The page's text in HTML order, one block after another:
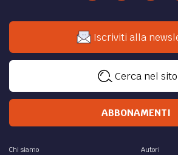
Iscriviti alla
Cerca nel sito
ABBONAMENTI
Chi siamo
Autori